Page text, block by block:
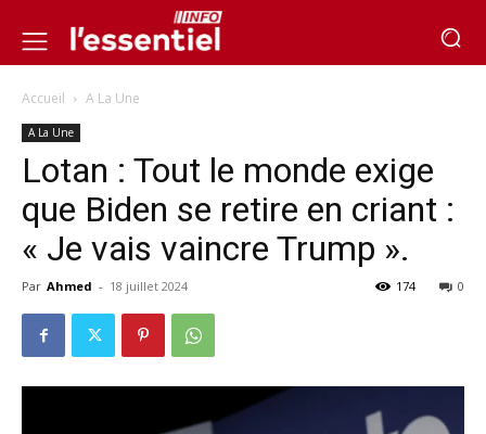
Accueil A La Une
A La Une
Lotan : Tout le monde exige
que Biden se retire en criant :
« Je vais vaincre Trump ».
Par Ahmed - 18 juillet 2024 0
174